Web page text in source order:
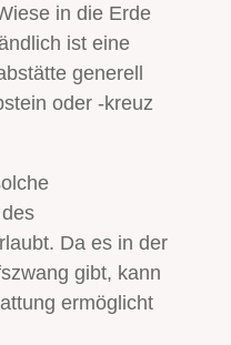
in die Erde
ist eine
generell
oder -kreuz
Da es in der
gibt, kann
ermöglicht